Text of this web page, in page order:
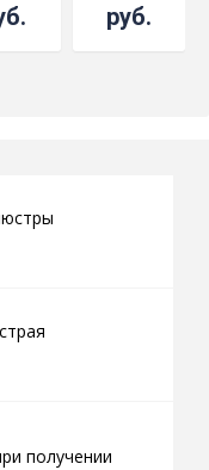
руб.
получении